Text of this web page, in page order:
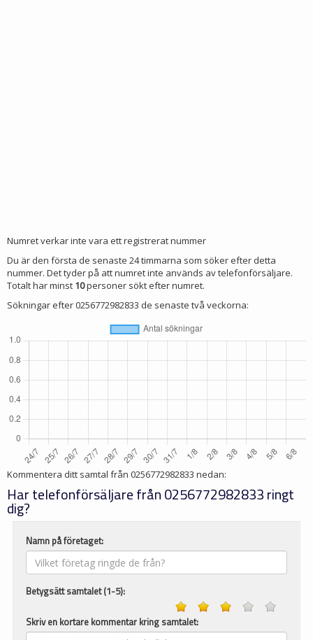
Numret verkar inte vara ett registrerat nummer
Du är den första de senaste 24 timmarna som söker efter detta
nummer. Det tyder på att numret inte används av telefonförsäljare.
Totalt har minst 10personer sökt efter numret.
Sökningar efter 0256772982833 de senaste två veckorna:
Kommentera ditt samtal från 0256772982833 nedan:
Har telefonförsäljare från 0256772982833 ringt
dig?
Namn på företaget:
Betygsätt samtalet (1-5):
Skriv en kortare kommentar kring samtalet: